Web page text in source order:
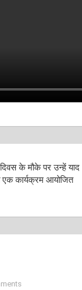
के मौके पर उन्हें याद
कार्यक्रम आयोजित